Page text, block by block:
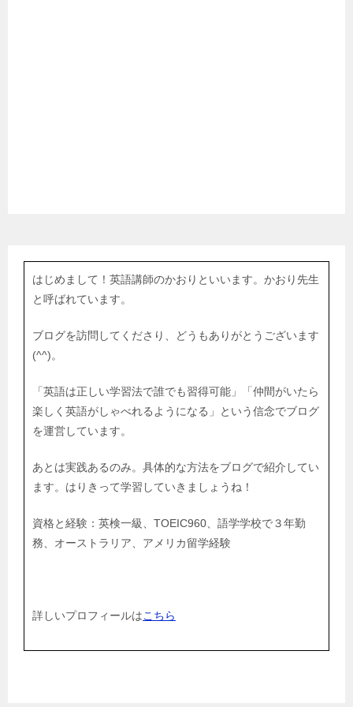
はじめまして！英語講師のかおりといいます。かおり先生
と呼ばれています。
ブログを訪問してくださり、どうもありがとうございます
(^^)。
「英語は正しい学習法で誰でも習得可能」「仲間がいたら
楽しく英語がしゃべれるようになる」という信念でブログ
を運営しています。
あとは実践あるのみ。具体的な方法をブログで紹介してい
ます。はりきって学習していきましょうね！
資格と経験：英検一級、TOEIC960、語学学校で３年勤
務、オーストラリア、アメリカ留学経験
詳しいプロフィールはこちら